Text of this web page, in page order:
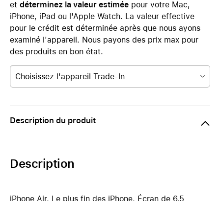
et déterminez la valeur estimée pour votre Mac,
iPhone, iPad ou l'Apple Watch. La valeur effective
pour le crédit est déterminée après que nous ayons
examiné l'appareil. Nous payons des prix max pour
des produits en bon état.
Choisissez l'appareil Trade-In
Description du produit
Description
iPhone Air. Le plus fin des iPhone. Écran de 6,5